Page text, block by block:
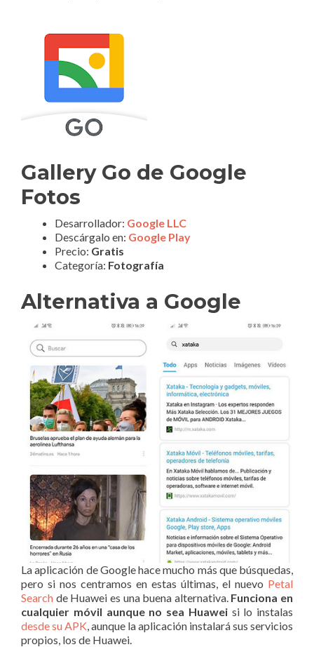
Gallery Go de Google
Fotos
Desarrollador: Google LLC
Descárgalo en: Google Play
Precio: Gratis
Categoría: Fotografía
Alternativa a Google
La aplicación de Google hace mucho más que búsquedas,
pero si nos centramos en estas últimas, el nuevo Petal
Search de Huawei es una buena alternativa. Funciona en
cualquier móvil aunque no sea Huaweisi lo instalas
desde su APK , aunque la aplicación instalará sus servicios
propios, los de Huawei.